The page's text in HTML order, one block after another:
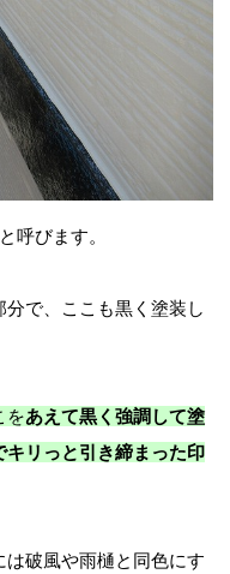
呼びます。
で、ここも黒く塗装し
をあえて黒く強調して塗
リっと引き締まった印
破風や雨樋と同色にす